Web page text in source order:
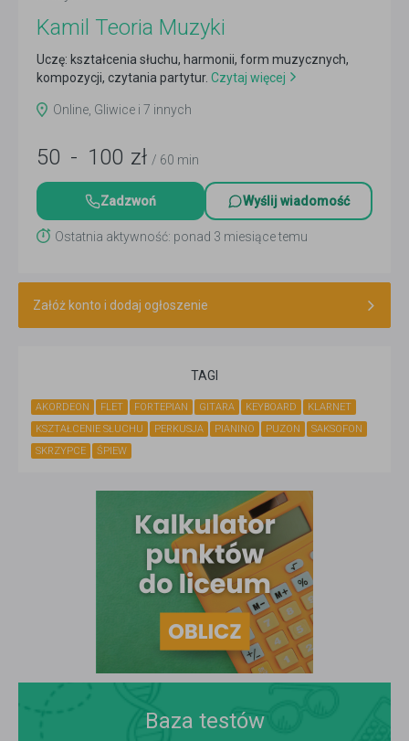
Kamil Teoria Muzyki
Uczę: kształcenia słuchu, harmonii, form muzycznych,
kompozycji, czytania partytur. Czytaj więcej
Online, Gliwice i 7 innych
50 - 100 zł / 60 min
Zadzwoń Wyślij wiadomość
Ostatnia aktywność: ponad 3 miesiące temu
Załóż konto i dodaj ogłoszenie
TAGI
AKORDEON FLET FORTEPIAN GITARA KEYBOARD
KLARNET
KSZTAŁCENIE SŁUCHU
PERKUSJA PIANINO PUZON
SAKSOFON
SKRZYPCE
ŚPIEW
Baza testów